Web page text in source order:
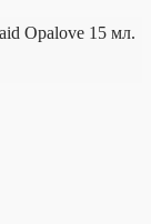
Opalove 15 мл.